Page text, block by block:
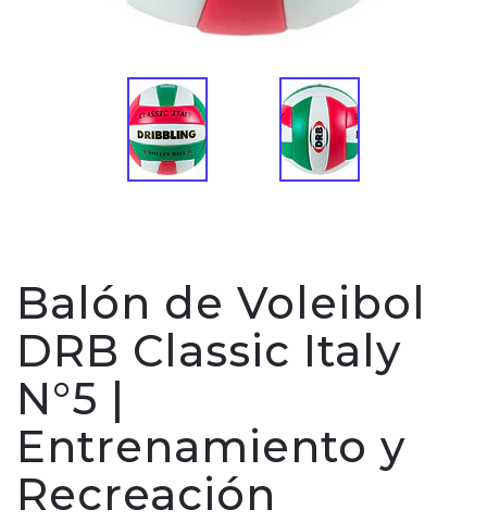
Balón de Voleibol
DRB Classic Italy
N°5 |
Entrenamiento y
Recreación